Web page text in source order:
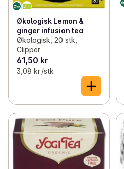
Økologisk Lemon &
ginger infusion tea
Økologisk, 20 stk,
Clipper
61,50 kr
3,08 kr /stk